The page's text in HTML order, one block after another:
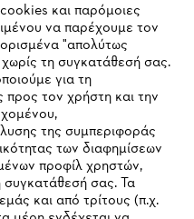
#STIHL
και παρόμοιες
να παρέχουμε τον
"απολύτως
τη συγκατάθεσή σας.
για τη
προς τον χρήστη και την
της συμπεριφοράς
των διαφημίσεων
προφίλ χρηστών,
συγκατάθεσή σας. Τα
και από τρίτους (π.χ.